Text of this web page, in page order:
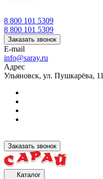
8 800 101 5309
8 800 101 5309
Заказать звонок
E-mail
info@saray.ru
Адрес
Ульяновск, ул. Пушкарёва, 11
Заказать звонок
Каталог